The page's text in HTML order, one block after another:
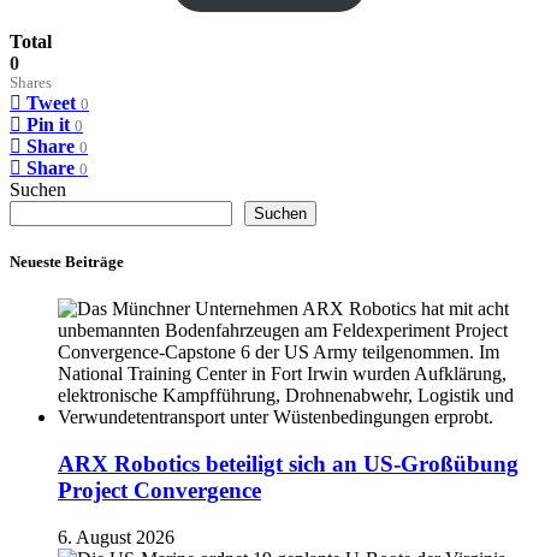
Total
0
Shares
Tweet 0
Pin it 0
Share 0
Share 0
Suchen
Suchen
Neueste Beiträge
ARX Robotics beteiligt sich an US-Großübung
Project Convergence
6. August 2026